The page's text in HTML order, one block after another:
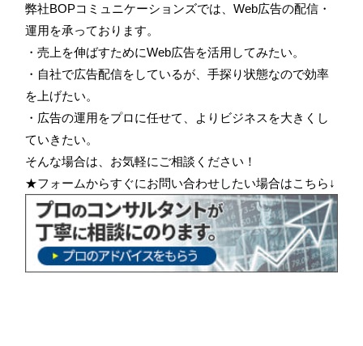
弊社BOPコミュニケーションズでは、Web広告の配信・
運用を承っております。
・売上を伸ばすためにWeb広告を活用してみたい。
・自社で広告配信をしているが、手探り状態なので効率
を上げたい。
・広告の運用をプロに任せて、よりビジネスを大きくし
ていきたい。
そんな場合は、お気軽にご相談ください！
★フォームからすぐにお問い合わせしたい場合はこちら↓